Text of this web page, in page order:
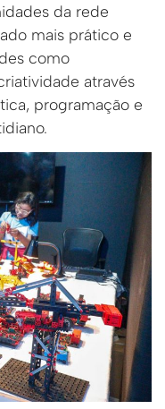
da rede
mais prático e
como
através
programação e